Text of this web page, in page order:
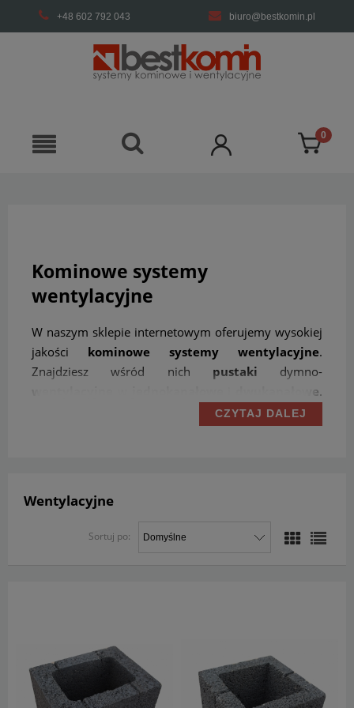
+48 602 792 043 biuro@bestkomin.pl
Kominowe systemy
wentylacyjne
W naszym sklepie internetowym oferujemy wysokiej
jakości kominowe systemy wentylacyjne.
Znajdziesz wśród nich pustaki dymno-
dwukanałowe.
Duży przekrój cenowy pozwoli Ci na dopasowanie
tych produktów do Twoich potrzeb oraz możliwości
Zapraszamy do zakupu!
Pustaki wentylacyjne
Są odporne na działanie wysokich temperatur, jakie
powstają w procesach spalania oraz na uszkodzenia.
Posiadają za to doskonałe właściwości izolacyjne
CZYTAJ DALEJ
Wentylacyjne
Sortuj po: